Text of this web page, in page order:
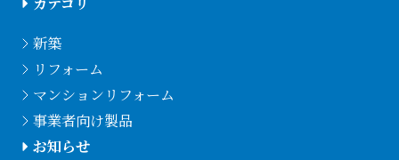
新築
リフォーム
マンションリフォーム
事業者向け製品
お知らせ